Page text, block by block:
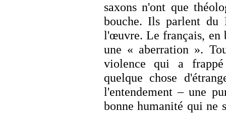
saxons n'ont que
bouche. Ils parlent du
l'œuvre. Le français, en
une « aberration ».
violence qui a
quelque chose
l'entendement – une
bonne humanité qui ne